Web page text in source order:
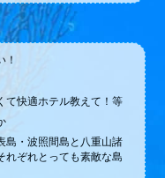
！
て快適ホテル教えて！等
島・波照間島と八重山諸
れぞれとっても素敵な島